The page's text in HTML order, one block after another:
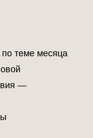
теме месяца
—